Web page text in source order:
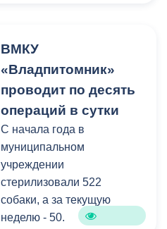
правонарушения,
установлены камеры
Накануне по ул. Щорса, 2
камеры зафиксировали,
как горожане
выбрасывают
крупногабаритный мусор
в контейнеры,
предназначенные для
ВМКУ
«Владпитомник»
проводит по десять
операций в сутки
С начала года в
муниципальном
учреждении
стерилизовали 522
собаки, а за текущую
неделю - 50.